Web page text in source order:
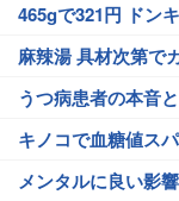
465gで321円 ドン
麻辣湯 具材次第で
うつ病患者の本音
キノコで血糖値ス
メンタルに良い影